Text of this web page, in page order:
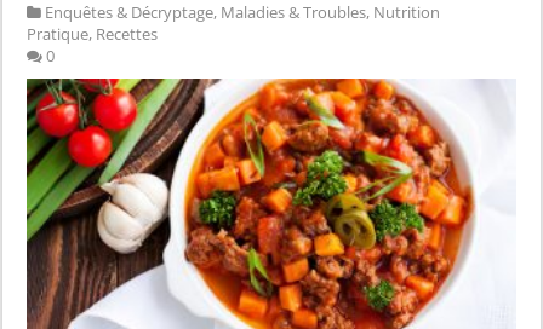
Enquêtes & Décryptage, Maladies & Troubles, Nutrition
Pratique, Recettes
0